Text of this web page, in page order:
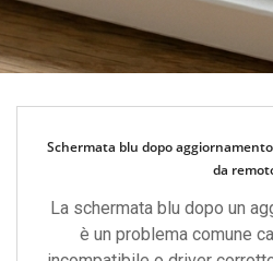
Schermata blu dopo
da
La schermata blu dopo un
è un problema comune